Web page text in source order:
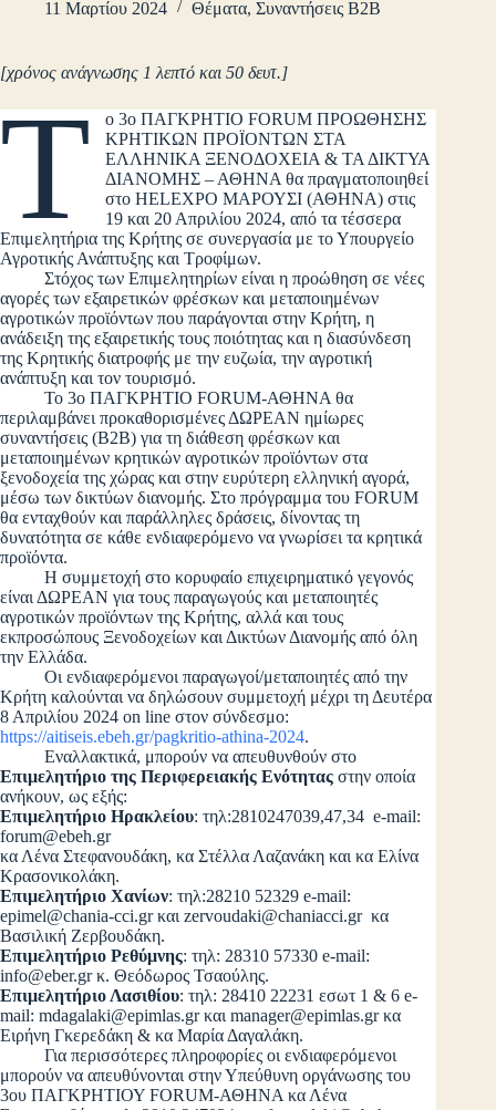
11 Μαρτίου 2024
Θέματα, Συναντήσεις B2B
[χρόνος ανάγνωσης 1 λεπτό και 50 δευτ.]
Τ
ο 3o ΠΑΓΚΡΗΤΙΟ FORUM ΠΡΟΩΘΗΣΗΣ
ΚΡΗΤΙΚΩΝ ΠΡΟΪΟΝΤΩΝ ΣΤΑ
ΕΛΛΗΝΙΚΑ ΞΕΝΟΔΟΧΕΙΑ & ΤΑ ΔΙΚΤΥΑ
ΔΙΑΝΟΜΗΣ – ΑΘΗΝΑ θα πραγματοποιηθεί
στο HELEXPO ΜΑΡΟΥΣΙ (ΑΘΗΝΑ) στις
19 και 20 Απριλίου 2024, από τα τέσσερα
Επιμελητήρια της Κρήτης σε συνεργασία με το Υπουργείο
Αγροτικής Ανάπτυξης και Τροφίμων.
Στόχος των Επιμελητηρίων είναι η προώθηση σε νέες
αγορές των εξαιρετικών φρέσκων και μεταποιημένων
αγροτικών προϊόντων που παράγονται στην Κρήτη, η
ανάδειξη της εξαιρετικής τους ποιότητας και η διασύνδεση
της Κρητικής διατροφής με την ευζωία, την αγροτική
ανάπτυξη και τον τουρισμό.
Το 3ο ΠΑΓΚΡΗΤΙΟ FORUM-ΑΘΗΝΑ θα
περιλαμβάνει προκαθορισμένες ΔΩΡΕΑΝ ημίωρες
συναντήσεις (Β2Β) για τη διάθεση φρέσκων και
μεταποιημένων κρητικών αγροτικών προϊόντων στα
ξενοδοχεία της χώρας και στην ευρύτερη ελληνική αγορά,
μέσω των δικτύων διανομής. Στο πρόγραμμα του FORUM
θα ενταχθούν και παράλληλες δράσεις, δίνοντας τη
δυνατότητα σε κάθε ενδιαφερόμενο να γνωρίσει τα κρητικά
προϊόντα.
Η συμμετοχή στο κορυφαίο επιχειρηματικό γεγονός
είναι ΔΩΡΕΑΝ για τους παραγωγούς και μεταποιητές
αγροτικών προϊόντων της Κρήτης, αλλά και τους
εκπροσώπους Ξενοδοχείων και Δικτύων Διανομής από όλη
την Ελλάδα.
Οι ενδιαφερόμενοι παραγωγοί/μεταποιητές από την
Κρήτη καλούνται να δηλώσουν συμμετοχή μέχρι τη Δευτέρα
8 Απριλίου 2024 on line στον σύνδεσμο:
https://aitiseis.ebeh.gr/pagkritio-athina-2024.
Εναλλακτικά, μπορούν να απευθυνθούν στο
Επιμελητήριο της Περιφερειακής Ενότητας στην οποία
ανήκουν, ως εξής:
Επιμελητήριο Ηρακλείου: τηλ:2810247039,47,34 e-mail:
forum@ebeh.gr
κα Λένα Στεφανουδάκη, κα Στέλλα Λαζανάκη και κα Ελίνα
Κρασονικολάκη.
Επιμελητήριο Χανίων: τηλ:28210 52329 e-mail:
epimel@chania-cci.grκαι zervoudaki@chaniacci.grκα
Βασιλική Ζερβουδάκη.
Επιμελητήριο Ρεθύμνης: τηλ: 28310 57330 e-mail:
info@eber.grκ. Θεόδωρος Τσαούλης.
Επιμελητήριο Λασιθίου: τηλ: 28410 22231 εσωτ 1 & 6 e-
mail: mdagalaki@epimlas.grκαι manager@epimlas.grκα
Ειρήνη Γκερεδάκη & κα Μαρία Δαγαλάκη.
Για περισσότερες πληροφορίες οι ενδιαφερόμενοι
μπορούν να απευθύνονται στην Υπεύθυνη οργάνωσης του
3ου ΠΑΓΚΡΗΤΙΟΥ FORUM-ΑΘΗΝΑ κα Λένα